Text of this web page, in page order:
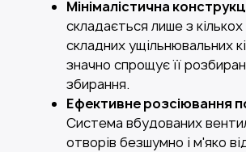
Мінімалістична
складається лише з
складних ущільнювальних
значно спрощує її
збирання.
Ефективне розсіювання
Система вбудованих
отворів безшумно і м'яко